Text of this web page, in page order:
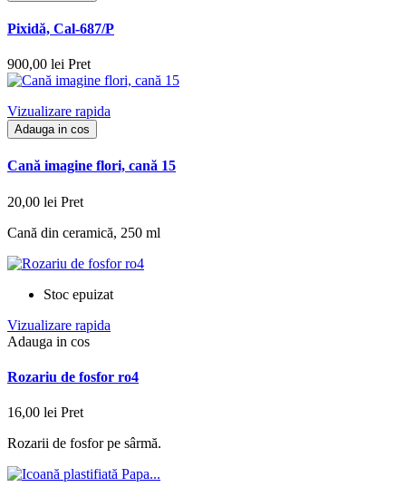
Pixidă, Cal-687/P
900,00 lei Pret
Vizualizare rapida
Adauga in cos
Cană imagine flori, cană 15
20,00 lei Pret
Cană din ceramică, 250 ml
Stoc epuizat
Vizualizare rapida
Adauga in cos
Rozariu de fosfor ro4
16,00 lei Pret
Rozarii de fosfor pe sârmă.